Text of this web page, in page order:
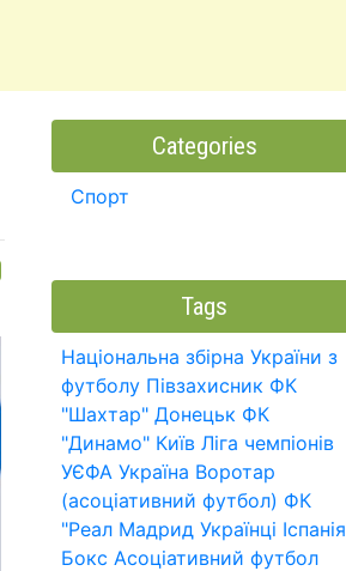
Categories
Спорт
Tags
Національна збірна України з
футболу Півзахисник ФК
"Шахтар" Донецьк ФК
"Динамо" Київ Ліга чемпіонів
УЄФА Україна Воротар
(асоціативний футбол) ФК
"Реал Мадрид Українці Іспанія
Бокс Асоціативний футбол